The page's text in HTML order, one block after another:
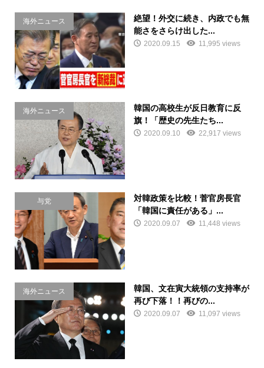
海外ニュース
絶望！外交に続き、内政でも無
能さをさらけ出した...
2020.09.15 11,995 views
海外ニュース
韓国の高校生が反日教育に反
旗！「歴史の先生たち...
2020.09.10 22,917 views
与党
対韓政策を比較！菅官房長官
「韓国に責任がある」...
2020.09.07 11,448 views
海外ニュース
韓国、文在寅大統領の支持率が
再び下落！！再びの...
2020.09.07 11,097 views